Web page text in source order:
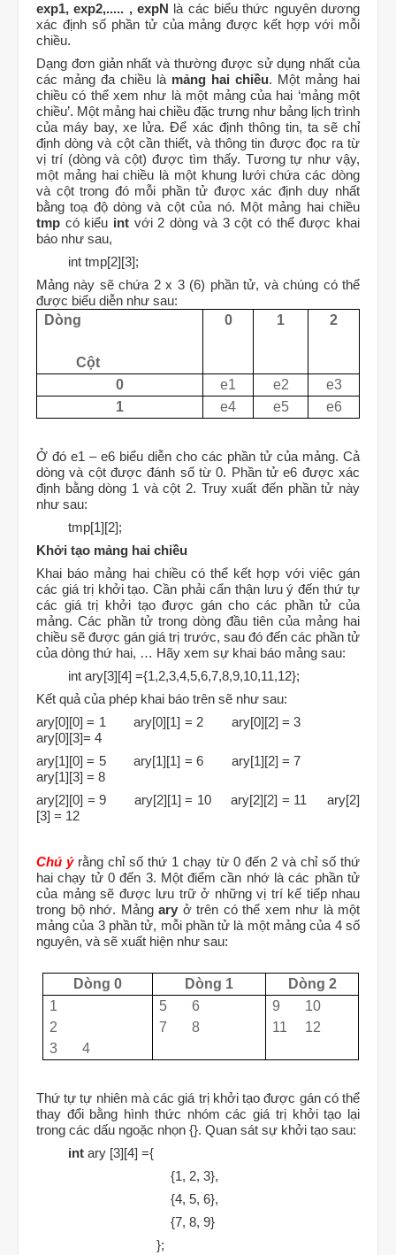
exp1, exp2,..... , expN là các biểu thức nguyên dương
xác định số phần tử của mảng được kết hợp với mỗi
chiều.
Dạng đơn giản nhất và thường được sử dụng nhất của
các mảng đa chiều là mảng hai chiều. Một mảng hai
chiều có thể xem như là một mảng của hai ‘mảng một
chiều’. Một mảng hai chiều đặc trưng như bảng lịch trình
của máy bay, xe lửa. Để xác định thông tin, ta sẽ chỉ
định dòng và cột cần thiết, và thông tin được đọc ra từ
vị trí (dòng và cột) được tìm thấy. Tương tự như vậy,
một mảng hai chiều là một khung lưới chứa các dòng
và cột trong đó mỗi phần tử được xác định duy nhất
bằng toạ độ dòng và cột của nó. Một mảng hai chiều
tmp có kiểu int với 2 dòng và 3 cột có thể được khai
báo như sau,
int tmp[2][3];
Mảng này sẽ chứa 2 x 3 (6) phần tử, và chúng có thể
được biểu diễn như sau:
Dòng
Cột
0 1 2
0 e1 e2
e3
1
e4 e5 e6
Ở đó e1 – e6 biểu diễn cho các phần tử của mảng. Cả
dòng và cột được đánh số từ 0. Phần tử e6 được xác
định bằng dòng 1 và cột 2. Truy xuất đến phần tử này
như sau:
tmp[1][2];
Khởi tạo mảng hai chiều
Khai báo mảng hai chiều có thể kết hợp với việc gán
các giá trị khởi tạo. Cần phải cẩn thận lưu ý đến thứ tự
các giá trị khởi tạo được gán cho các phần tử của
mảng. Các phần tử trong dòng đầu tiên của mảng hai
chiều sẽ được gán giá trị trước, sau đó đến các phần tử
của dòng thứ hai, … Hãy xem sự khai báo mảng sau:
int ary[3][4] ={1,2,3,4,5,6,7,8,9,10,11,12};
Kết quả của phép khai báo trên sẽ như sau:
ary[0][0] = 1
ary[0][1] = 2
ary[0][2] = 3
ary[0][3]= 4
ary[1][0] = 5
ary[1][1] = 6
ary[1][2] = 7
ary[1][3] = 8
ary[2][0] = 9
ary[2][1] = 10 ary[2][2] = 11
ary[2]
[3] = 12
Chú ý rằng chỉ số thứ 1 chạy từ 0 đến 2 và chỉ số thứ
hai chạy tử 0 đến 3. Một điểm cần nhớ là các phần tử
của mảng sẽ được lưu trữ ở những vị trí kế tiếp nhau
trong bộ nhớ. Mảng ary ở trên có thể xem như là một
mảng của 3 phần tử, mỗi phần tử là một mảng của 4 số
nguyên, và sẽ xuất hiện như sau:
Dòng 0 Dòng 1
Dòng 2
1
2
3
4
5
6
7
8
9
10
11
12
Thứ tự tự nhiên mà các giá trị khởi tạo được gán có thể
thay đổi bằng hình thức nhóm các giá trị khởi tạo lại
trong các dấu ngoặc nhọn {}. Quan sát sự khởi tạo sau:
int ary [3][4] ={
{1, 2, 3},
{4, 5, 6},
{7, 8, 9}
};